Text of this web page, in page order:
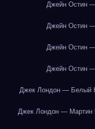
Джейн Остин —
Джейн Остин —
Джейн Остин —
Джейн Остин —
Джек Лондон — Белый
Джек Лондон — Мартин